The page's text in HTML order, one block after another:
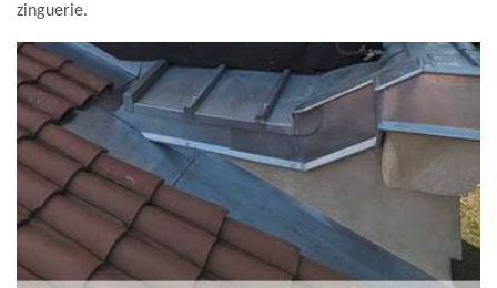
zinguerie.